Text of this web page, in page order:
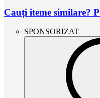
Cauți iteme similare?
SPONSORIZAT